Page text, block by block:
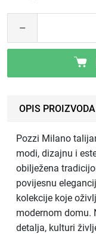
OPIS PROIZVODA
Pozzi Milano
modi, dizajnu i
obilježena
povijesnu
kolekcije koje
modernom domu.
detalja, kulturi